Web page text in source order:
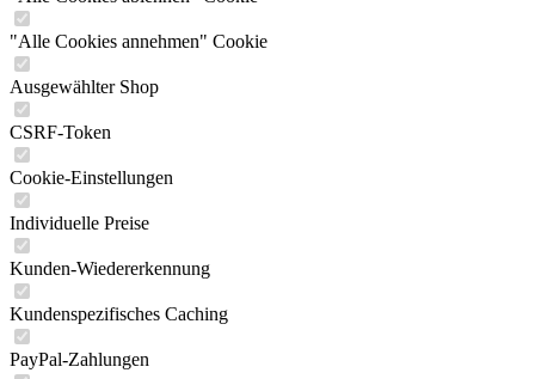
"Alle Cookies annehmen" Cookie
Ausgewählter Shop
CSRF-Token
Cookie-Einstellungen
Individuelle Preise
Kunden-Wiedererkennung
Kundenspezifisches Caching
PayPal-Zahlungen